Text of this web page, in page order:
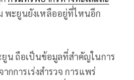
พะยูนยังเหลืออยู่ที่ไหนอีก
น ถือเป็นข้อมูลที่สำคัญในการ
กการเร่งสำรวจ การแพร่